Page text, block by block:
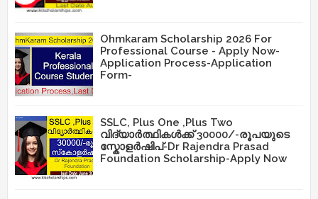
Ohmkaram Scholarship 2026 For
Professional Course - Apply Now-
Application Process-Application
Form-
SSLC, Plus One ,Plus Two
വിദ്യാർത്ഥികൾക്ക് 30000/-രൂപയുടെ
സ്കോളർഷിപ്-Dr Rajendra Prasad
Foundation Scholarship-Apply Now